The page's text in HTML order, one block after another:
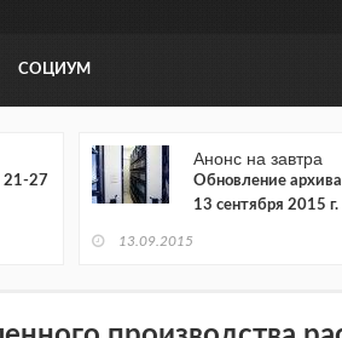
СОЦИУМ
21-27
Анонс на завтра
Обновление архива
13 сентября 2015 г.
13.09.2015